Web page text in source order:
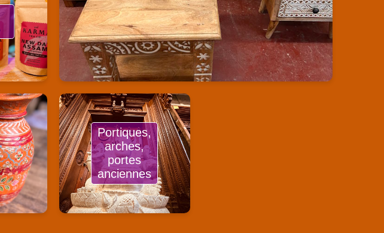
Portiques,
arches,
portes
anciennes